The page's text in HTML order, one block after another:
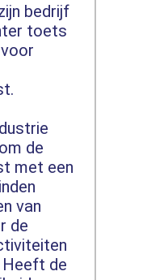
bedrijf
toets
de
met een
van
de
Heeft de